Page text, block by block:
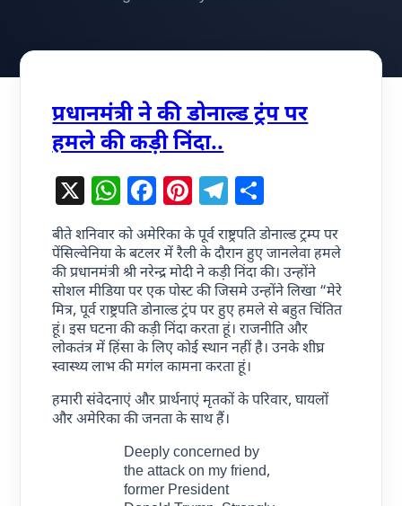
प्रधानमंत्री ने की डोनाल्ड ट्रंप पर
हमले की कड़ी निंदा..
X WhatsApp
Facebook
Pinterest
Telegram
बीते शनिवार को अमेरिका के पूर्व राष्ट्रपति डोनाल्ड ट्रम्प पर
पेंसिल्वेनिया के बटलर में रैली के दौरान हुए जानलेवा हमले
की प्रधानमंत्री श्री नरेन्द्र मोदी ने कड़ी निंदा की। उन्होंने
सोशल मीडिया पर एक पोस्ट की जिसमे उन्होंने लिखा “मेरे
मित्र, पूर्व राष्ट्रपति डोनाल्ड ट्रंप पर हुए हमले से बहुत चिंतित
हूं। इस घटना की कड़ी निंदा करता हूं। राजनीति और
लोकतंत्र में हिंसा के लिए कोई स्थान नहीं है। उनके शीघ्र
स्वास्थ्य लाभ की मगंल कामना करता हूं।
हमारी संवेदनाएं और प्रार्थनाएं मृतकों के परिवार, घायलों
और अमेरिका की जनता के साथ हैं।
Deeply concerned by
the attack on my friend,
former President